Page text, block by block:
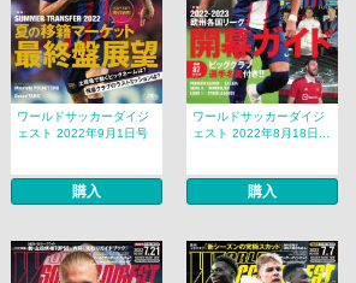
ワールドサッカーダイジ
ェスト 2022年9月1日号
購入
ワールドサッカーダイジ
ェスト 2022年8月18日...
購入